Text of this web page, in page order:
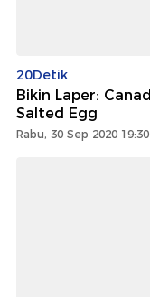
20Detik
Bikin Laper:
Salted Egg
Rabu, 30 Sep 2020